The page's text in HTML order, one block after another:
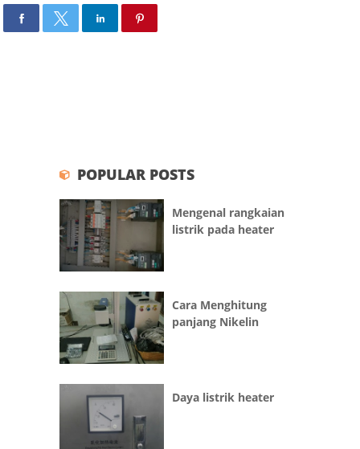
POPULAR POSTS
Mengenal rangkaian
listrik pada heater
Cara Menghitung
panjang Nikelin
Daya listrik heater